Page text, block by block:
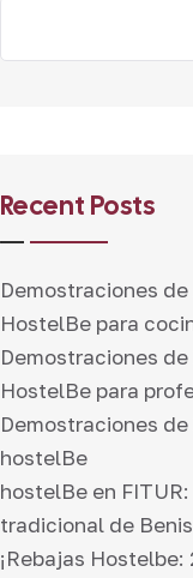
Recent Posts
Demostraciones
HostelBe para
Demostraciones
HostelBe para
Demostraciones
hostelBe
hostelBe en
tradicional de
¡Rebajas